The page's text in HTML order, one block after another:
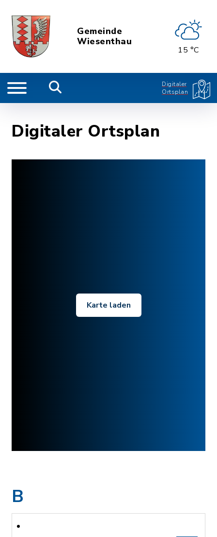
Gemeinde
Wiesenthau
15 °C
Digitaler
Ortsplan
Digitaler Ortsplan
Karte laden
B